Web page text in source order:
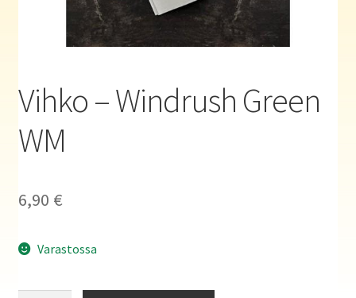
Haluatko kirjailijaksi?
Vihko – Windrush Green
WM
6,90 €
Varastossa